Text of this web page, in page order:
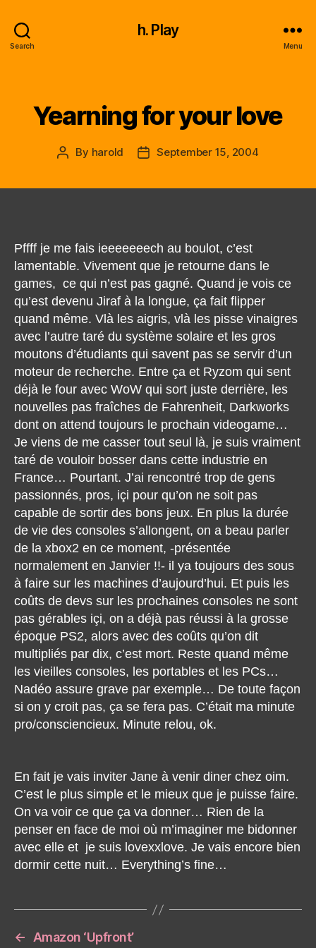
Search
h. Play
Menu
Categories
Yearning for your love
Post
By harold
PostSeptember 15, 2004
Pffff je me fais ieeeeeeech au boulot, c’est
lamentable. Vivement que je retourne dans le
games, ce qui n’est pas gagné. Quand je vois ce
qu’est devenu Jiraf à la longue, ça fait flipper
quand même. Vlà les aigris, vlà les pisse vinaigres
avec l’autre taré du système solaire et les gros
moutons d’étudiants qui savent pas se servir d’un
moteur de recherche. Entre ça et Ryzom qui sent
déjà le four avec WoW qui sort juste derrière, les
nouvelles pas fraîches de Fahrenheit, Darkworks
dont on attend toujours le prochain videogame…
Je viens de me casser tout seul là, je suis vraiment
taré de vouloir bosser dans cette industrie en
France… Pourtant. J’ai rencontré trop de gens
passionnés, pros, içi pour qu’on ne soit pas
capable de sortir des bons jeux. En plus la durée
de vie des consoles s’allongent, on a beau parler
de la xbox2 en ce moment, -présentée
normalement en Janvier !!- il ya toujours des sous
à faire sur les machines d’aujourd’hui. Et puis les
coûts de devs sur les prochaines consoles ne sont
pas gérables içi, on a déjà pas réussi à la grosse
époque PS2, alors avec des coûts qu’on dit
multipliés par dix, c’est mort. Reste quand même
les vieilles consoles, les portables et les PCs…
Nadéo assure grave par exemple… De toute façon
si on y croit pas, ça se fera pas. C’était ma minute
pro/consciencieux. Minute relou, ok.
En fait je vais inviter Jane à venir diner chez oim.
C’est le plus simple et le mieux que je puisse faire.
On va voir ce que ça va donner… Rien de la
penser en face de moi où m’imaginer me bidonner
avec elle et je suis lovexxlove. Je vais encore bien
dormir cette nuit… Everything’s fine…
← Amazon ‘Upfront’